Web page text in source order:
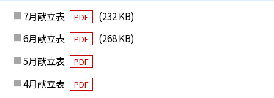
7月献立表 PDF
(232 KB)
6月献立表
PDF
(268 KB)
5月献立表
PDF
4月献立表 PDF